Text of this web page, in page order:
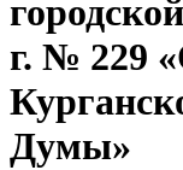
г. № 229
Думы»